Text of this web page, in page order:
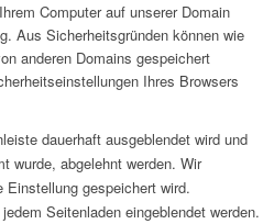
Computer auf unserer Domain
Aus Sicherheitsgründen können wie
anderen Domains gespeichert
Ihres Browsers
dauerhaft ausgeblendet wird und
wurde, abgelehnt werden. Wir
gespeichert wird.
Seitenladen eingeblendet werden.